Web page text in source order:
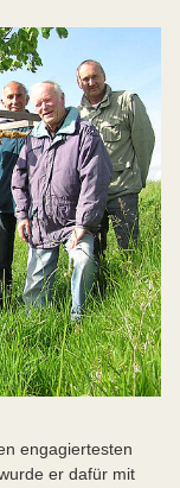
engagiertesten
er dafür mit